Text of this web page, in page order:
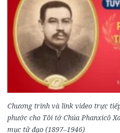
Chương trình và link video trực
phước cho Tôi tớ Chúa Phanxicô
mục tử đạo (1897–1946)